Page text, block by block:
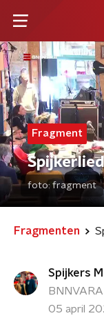
Fragment
foto: fragment
Fragmenten
Spijkers
BNNVARA
05 april